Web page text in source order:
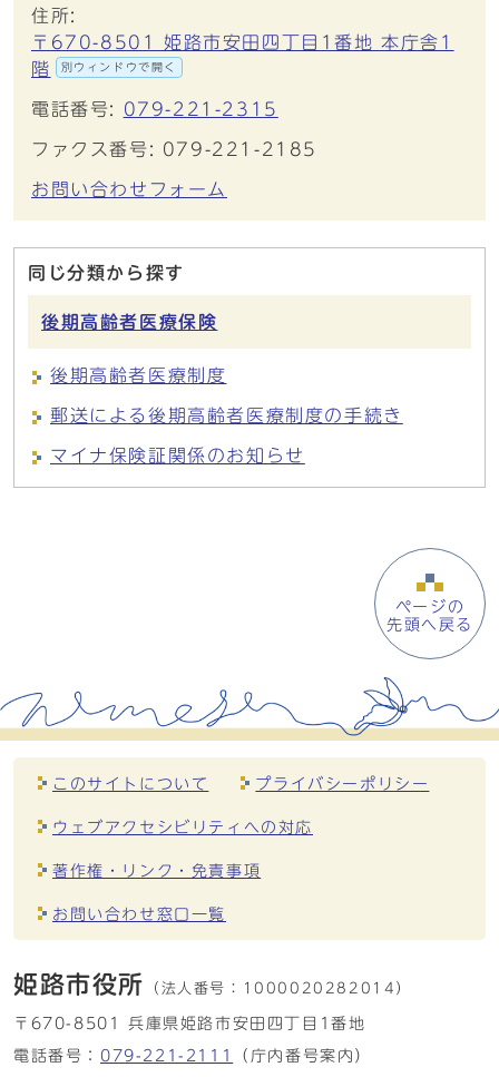
住所:
〒670-8501 姫路市安田四丁目1番地 本庁舎1
階
別ウィンドウで開く
電話番号: 079-221-2315
ファクス番号: 079-221-2185
お問い合わせフォーム
同じ分類から探す
後期高齢者医療保険
後期高齢者医療制度
郵送による後期高齢者医療制度の手続き
マイナ保険証関係のお知らせ
ページの
先頭へ戻る
このサイトについて プライバシーポリシー
ウェブアクセシビリティへの対応
著作権・リンク・免責事項
お問い合わせ窓口一覧
姫路市役所 （法人番号： 1000020282014）
〒670-8501 兵庫県姫路市安田四丁目1番地
電話番号： 079-221-2111 （庁内番号案内）